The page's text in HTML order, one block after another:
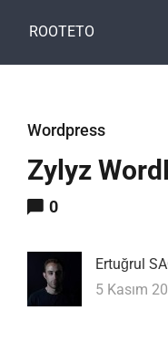
ROOTETO
Wordpress
Zylyz
0
Ertuğrul
5 Kasım